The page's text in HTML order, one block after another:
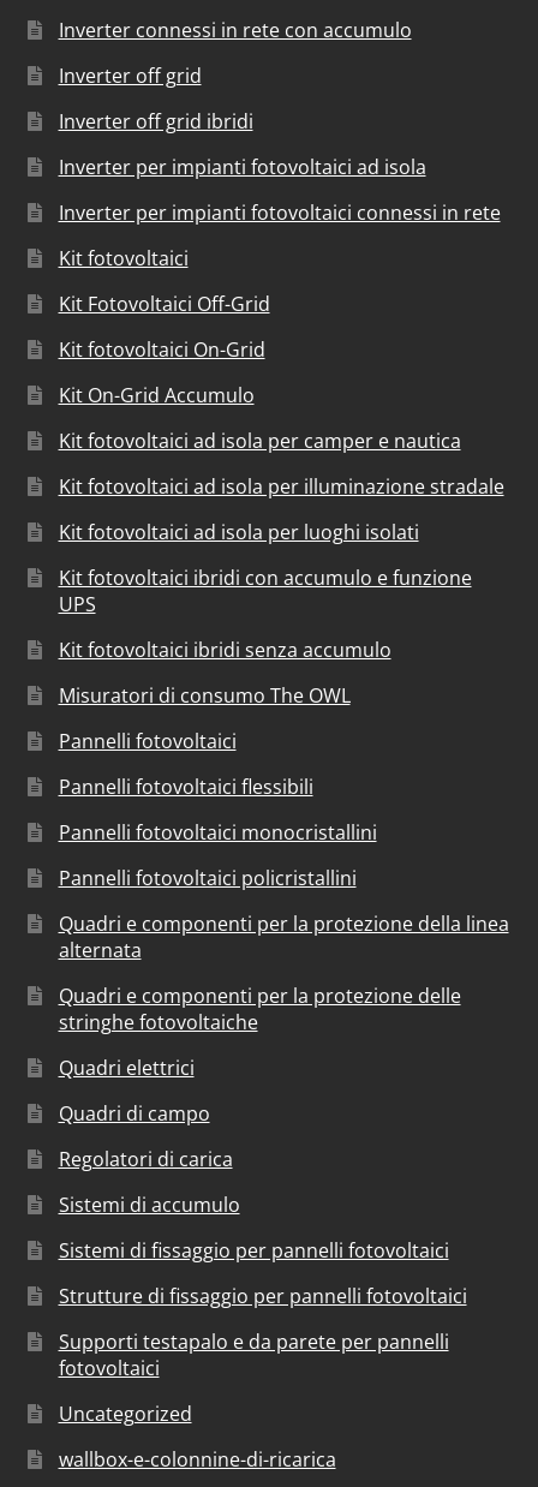
Inverter connessi in rete con accumulo
Inverter off grid
Inverter off grid ibridi
Inverter per impianti fotovoltaici ad isola
Inverter per impianti fotovoltaici connessi in rete
Kit fotovoltaici
Kit Fotovoltaici Off-Grid
Kit fotovoltaici On-Grid
Kit On-Grid Accumulo
Kit fotovoltaici ad isola per camper e nautica
Kit fotovoltaici ad isola per illuminazione stradale
Kit fotovoltaici ad isola per luoghi isolati
Kit fotovoltaici ibridi con accumulo e funzione
UPS
Kit fotovoltaici ibridi senza accumulo
Misuratori di consumo The OWL
Pannelli fotovoltaici
Pannelli fotovoltaici flessibili
Pannelli fotovoltaici monocristallini
Pannelli fotovoltaici policristallini
Quadri e componenti per la protezione della linea
alternata
Quadri e componenti per la protezione delle
stringhe fotovoltaiche
Quadri elettrici
Quadri di campo
Regolatori di carica
Sistemi di accumulo
Sistemi di fissaggio per pannelli fotovoltaici
Strutture di fissaggio per pannelli fotovoltaici
Supporti testapalo e da parete per pannelli
fotovoltaici
Uncategorized
wallbox-e-colonnine-di-ricarica